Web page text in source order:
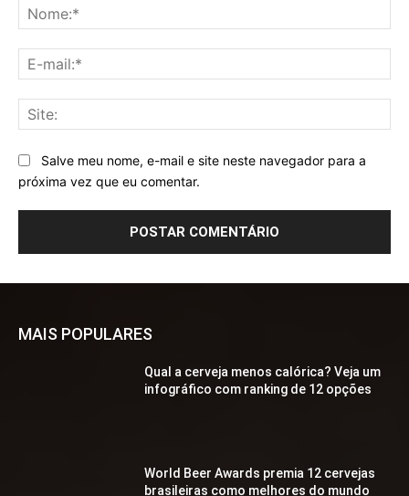
Salve meu nome, e-mail e site neste navegador para a
próxima vez que eu comentar.
MAIS POPULARES
Qual a cerveja menos calórica? Veja um
infográfico com ranking de 12 opções
World Beer Awards premia 12 cervejas
brasileiras como melhores do mundo